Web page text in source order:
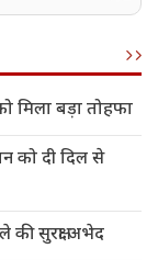
मिला बड़ा तोहफा
को दी दिल से
सुरक्षा अभेद